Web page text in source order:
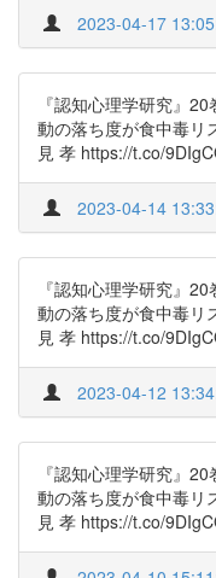
2023-04-17
『認知心理学研究』
動の落ち度が食中毒リ
見 孝 https://t.co/
2023-04-14
『認知心理学研究』
動の落ち度が食中毒リ
見 孝 https://t.co/
2023-04-12
『認知心理学研究』
動の落ち度が食中毒リ
見 孝 https://t.co/